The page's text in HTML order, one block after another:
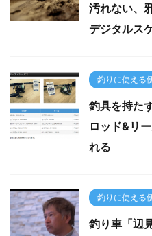
汚れない、
デジタルス
釣りに使える
釣具を持た
ロッド&リ
れる
釣りに使える
釣り車「辺